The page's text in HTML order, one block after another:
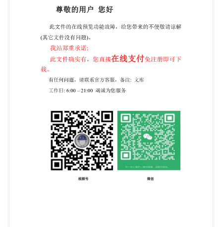
面缺陷的检查与判定程序以及抽样方案（第4章和附
录A)。 本标准自实施之日起，代替GB/T5779.3-
-1986。 本标准的附录A是标准的附录。 本标准由国
家机械工业局提出。 本标准由全国紧固件标准化技术
委员会归口。 本标准由机械科学研究院负责起草。
本标准由全国紧固件标准化技术委员会秘书处负责解